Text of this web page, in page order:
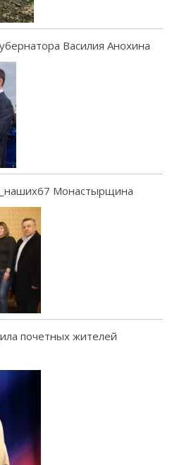
Василия Анохина
Монастырщина
почетных жителей